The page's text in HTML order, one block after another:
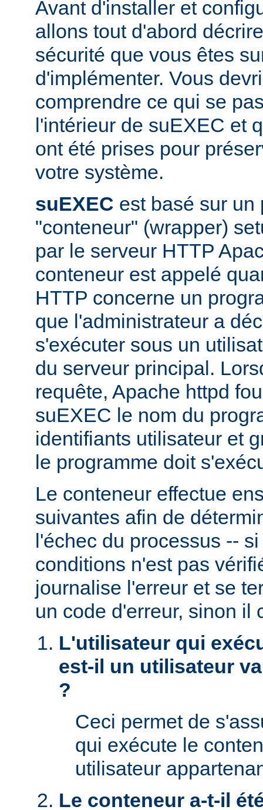
Avant d'installer et
allons tout d'abord
sécurité que vous êtes
d'implémenter. Vous
comprendre ce qui se
l'intérieur de suEXEC et
ont été prises pour
votre système.
suEXEC est basé sur un
"conteneur" (wrapper)
par le serveur HTTP
conteneur est appelé
HTTP concerne un
que l'administrateur a
s'exécuter sous un
du serveur principal.
requête, Apache httpd
suEXEC le nom du
identifiants utilisateur et
le programme doit
Le conteneur effectue
suivantes afin de
l'échec du processus --
conditions n'est pas
journalise l'erreur et se
un code d'erreur, sinon il
L'utilisateur qui
est-il un utilisateur
?
Ceci permet de
qui exécute le
utilisateur
Le conteneur a-t-il